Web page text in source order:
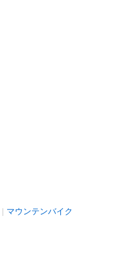
マウンテンバイク